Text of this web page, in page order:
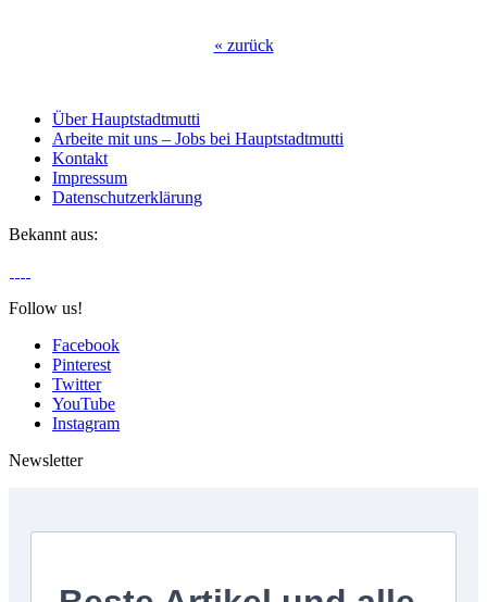
« zurück
Über Hauptstadtmutti
Arbeite mit uns – Jobs bei Hauptstadtmutti
Kontakt
Impressum
Datenschutzerklärung
Bekannt aus:
Follow us!
Facebook
Pinterest
Twitter
YouTube
Instagram
Newsletter